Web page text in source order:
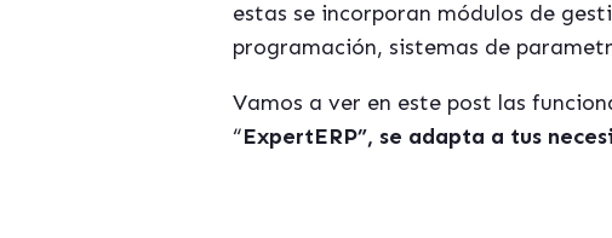
estas se incorporan módulos de
programación, sistemas de
Vamos a ver en este post las
“ExpertERP”, se adapta a tus